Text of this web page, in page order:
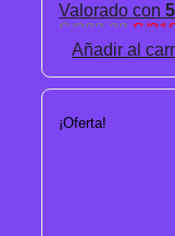
Valorado con
S/303.20 El
era:
S/
Añadir al
¡Oferta!